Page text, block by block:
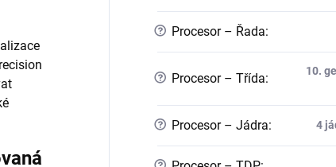
? Procesor – Řada:
? Procesor – Třída:
10.
? Procesor – Jádra: 4